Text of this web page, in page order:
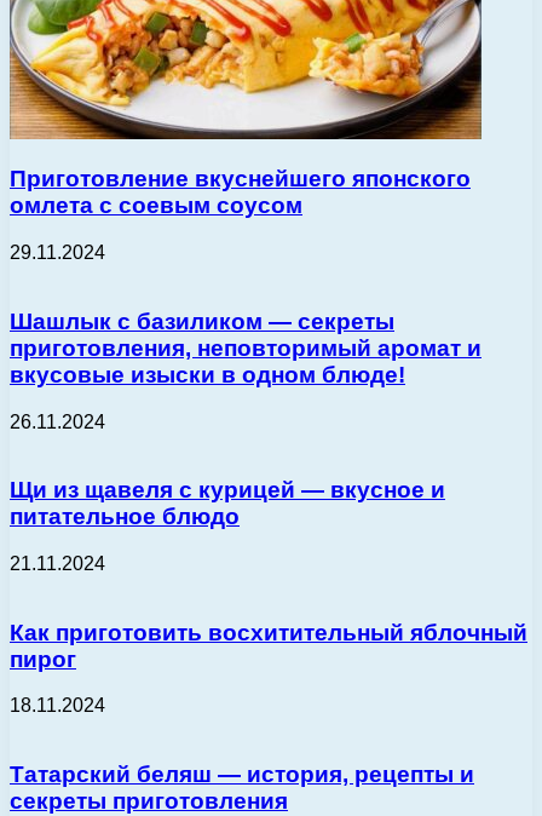
Приготовление вкуснейшего японского
омлета с соевым соусом
29.11.2024
Шашлык с базиликом — секреты
приготовления, неповторимый аромат и
вкусовые изыски в одном блюде!
26.11.2024
Щи из щавеля с курицей — вкусное и
питательное блюдо
21.11.2024
Как приготовить восхитительный яблочный
пирог
18.11.2024
Татарский беляш — история, рецепты и
секреты приготовления